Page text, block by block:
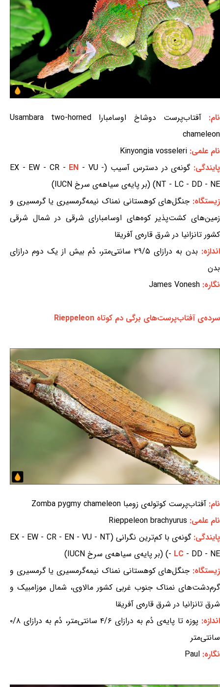
نام:
آفتاب‌پرست دوشاخ اوسامبارا Usambara two-horned
chameleon
نام علمی: Kinyongia vosseleri
پایندگی:گونه‌ی در دسترس آسیب (EX - EW - CR - EN - VU -
NT - LC - DD - NE) (بر پایه‌ی سیاهه‌ی سرخ IUCN)
زیستگاه: جنگل‌های کوهستانی نمناک نیمه‌گرمسیری یا گرمسیری و
زمین‌های کشت‌پذیر کوه‌های اوسامبارای شرقی در شمال شرقی
کشور تانزانیا در شرق قاره‌ی آفریقا
اندازه:
بدن به درازای ۲۹/۵ سانتی‌متر، دُم بیش از یک دوم درازای
بدن
نگاره: James Vonesh
سرده‌ی آفتاب‌پرست‌های برگی دم کوتاه Rieppeleon
نام: آفتاب‌پرست کوتوله‌ی زومبا Zomba pygmy chameleon
نام علمی: Rieppeleon brachyurus
پایندگی:
گونه‌ی با کم‌ترین نگرانی (EX - EW - CR - EN - VU - NT
- LC - DD - NE) (بر پایه‌ی سیاهه‌ی سرخ IUCN)
زیستگاه: جنگل‌های کوهستانی نمناک نیمه‌گرمسیری یا گرمسیری و
گرم‌دشت‌های نمناک جنوب غربی کشور مالاوی، شمال موزامبیک و
شرق تانزانیا در شرق قاره‌ی آفریقا
اندازه:
پوزه تا پایه‌ی دُم به درازای ۴/۶ سانتی‌متر، دُم به درازای ۰/۸
سانتی‌متر
نگاره: Paul